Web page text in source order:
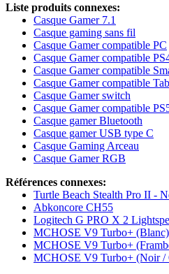
Liste produits connexes:
Casque Gamer 7.1
Casque gaming sans fil
Casque Gamer compatible PC
Casque Gamer compatible
Casque Gamer compatible
Casque Gamer compatible
Casque Gamer switch
Casque Gamer compatible
Casque gamer Bluetooth
Casque gamer USB type C
Casque Gaming Arceau
Casque Gamer RGB
Références connexes:
Turtle Beach Stealth Pro II -
Abkoncore CH55
Logitech G PRO X 2
MCHOSE V9 Turbo+ (Blanc)
MCHOSE V9 Turbo+
MCHOSE V9 Turbo+ (Noir /